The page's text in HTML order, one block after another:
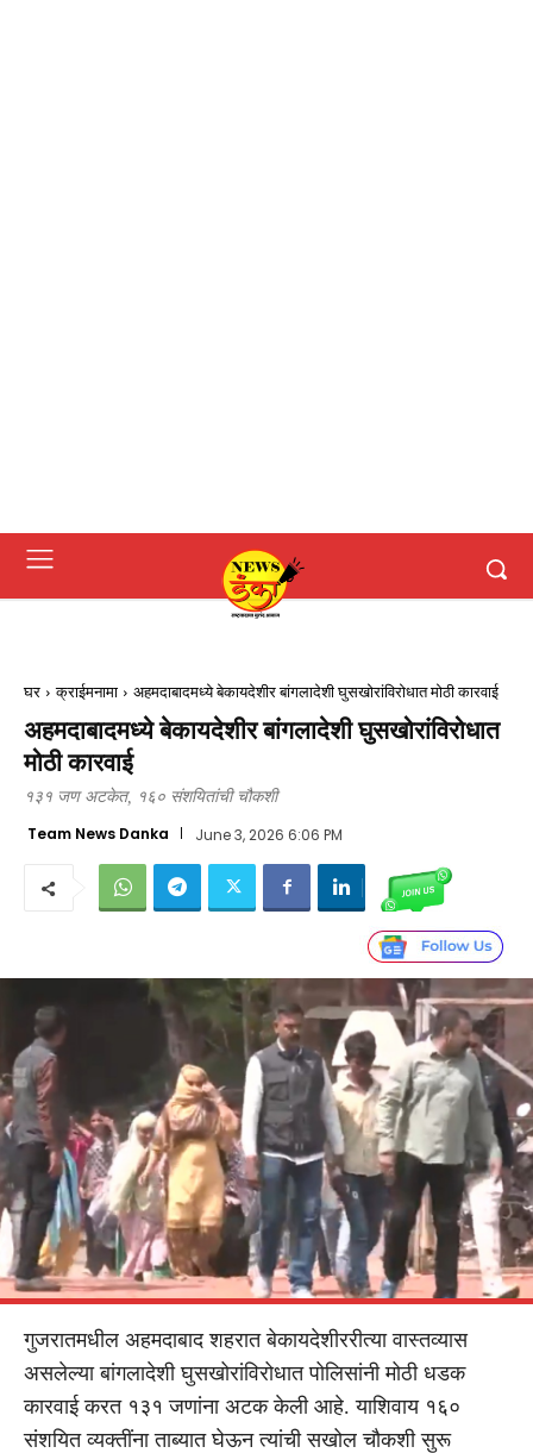
घर क्राईमनामा अहमदाबादमध्ये बेकायदेशीर बांगलादेशी घुसखोरांविरोधात मोठी कारवाई
अहमदाबादमध्ये बेकायदेशीर बांगलादेशी घुसखोरांविरोधात
मोठी कारवाई
१३१ जण अटकेत, १६० संशयितांची चौकशी
Team News Danka June 3, 2026 6:06 PM
गुजरातमधील अहमदाबाद शहरात बेकायदेशीररीत्या वास्तव्यास
असलेल्या बांगलादेशी घुसखोरांविरोधात पोलिसांनी मोठी धडक
कारवाई करत १३१ जणांना अटक केली आहे. याशिवाय १६०
संशयित व्यक्तींना ताब्यात घेऊन त्यांची सखोल चौकशी सुरू